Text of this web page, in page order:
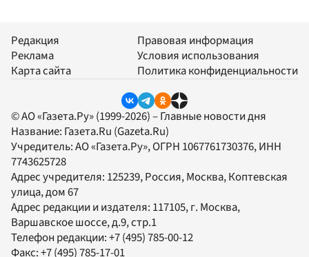
Редакция
Реклама
Карта сайта
Правовая информация
Условия использования
Политика конфиденциальности
© АО «Газета.Ру» (1999-2026) – Главные новости дня
Название: Газета.Ru (Gazeta.Ru)
Учредитель:АО «Газета.Ру», ОГРН 1067761730376, ИНН
7743625728
Адрес учредителя: 125239, Россия, Москва, Коптевская
улица, дом 67
Адрес редакции и издателя: 117105, г. Москва,
Варшавское шоссе, д.9, стр.1
Телефон редакции:+7 (495) 785-00-12
Факс:+7 (495) 785-17-01